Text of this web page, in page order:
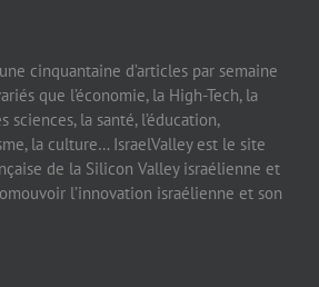
cinquantaine d’articles par semaine
que l’économie, la High-Tech, la
sciences, la santé, l’éducation,
la culture… IsraelValley est le site
de la Silicon Valley israélienne et
l’innovation israélienne et son